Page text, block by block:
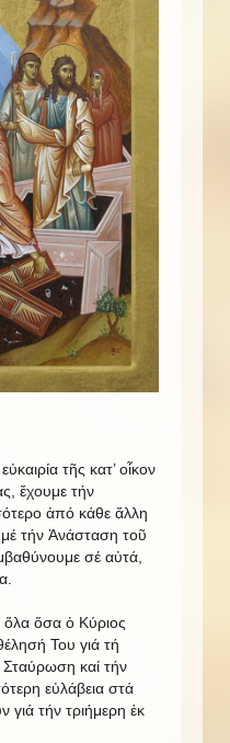
τῆς κατ’ οἶκον
ἔχουμε τήν
ἀπό κάθε ἄλλη
τήν Ἀνάσταση τοῦ
σέ αὐτά,
ὅσα ὁ Κύριος
Του γιά τή
Σταύρωση καί τήν
εὐλάβεια στά
γιά τήν τριήμερη ἐκ